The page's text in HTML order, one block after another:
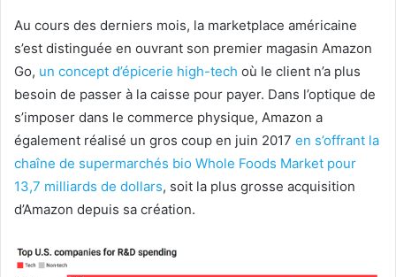
Au cours des derniers mois, la marketplace américaine
s’est distinguée en ouvrant son premier magasin Amazon
Go, un concept d’épicerie high-tech où le client n’a plus
besoin de passer à la caisse pour payer. Dans l’optique de
s’imposer dans le commerce physique, Amazon a
également réalisé un gros coup en juin 2017 en s’offrant la
chaîne de supermarchés bio Whole Foods Market pour
13,7 milliards de dollars, soit la plus grosse acquisition
d’Amazon depuis sa création.